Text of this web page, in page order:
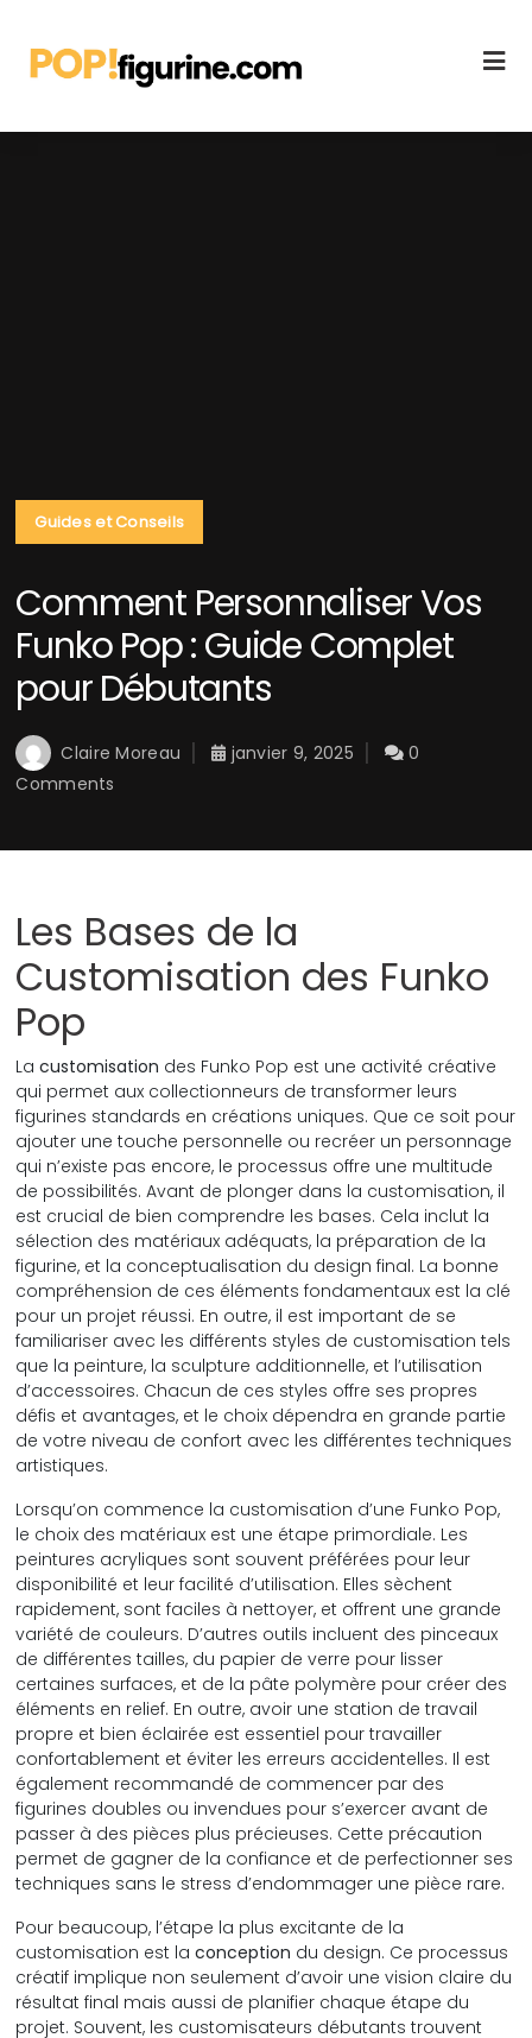
Guides et Conseils
Comment Personnaliser Vos
Funko Pop : Guide Complet
pour Débutants
Claire Moreau janvier 9, 2025
0
Comments
Les Bases de la
Customisation des Funko
Pop
Lacustomisation des Funko Pop est une activité créative
qui permet aux collectionneurs de transformer leurs
figurines standards en créations uniques. Que ce soit pour
ajouter une touche personnelle ou recréer un personnage
qui n’existe pas encore, le processus offre une multitude
de possibilités. Avant de plonger dans la customisation, il
est crucial de bien comprendre les bases. Cela inclut la
sélection des matériaux adéquats, la préparation de la
figurine, et la conceptualisation du design final. La bonne
compréhension de ces éléments fondamentaux est la clé
pour un projet réussi. En outre, il est important de se
familiariser avec les différents styles de customisation tels
que la peinture, la sculpture additionnelle, et l’utilisation
d’accessoires. Chacun de ces styles offre ses propres
défis et avantages, et le choix dépendra en grande partie
de votre niveau de confort avec les différentes techniques
artistiques.
Lorsqu’on commence la customisation d’une Funko Pop,
le choix des matériaux est une étape primordiale. Les
peintures acryliques sont souvent préférées pour leur
disponibilité et leur facilité d’utilisation. Elles sèchent
rapidement, sont faciles à nettoyer, et offrent une grande
variété de couleurs. D’autres outils incluent des pinceaux
de différentes tailles, du papier de verre pour lisser
certaines surfaces, et de la pâte polymère pour créer des
éléments en relief. En outre, avoir une station de travail
propre et bien éclairée est essentiel pour travailler
confortablement et éviter les erreurs accidentelles. Il est
également recommandé de commencer par des
figurines doubles ou invendues pour s’exercer avant de
passer à des pièces plus précieuses. Cette précaution
permet de gagner de la confiance et de perfectionner ses
techniques sans le stress d’endommager une pièce rare.
Pour beaucoup, l’étape la plus excitante de la
customisation est laconception du design. Ce processus
créatif implique non seulement d’avoir une vision claire du
résultat final mais aussi de planifier chaque étape du
projet. Souvent, les customisateurs débutants trouvent